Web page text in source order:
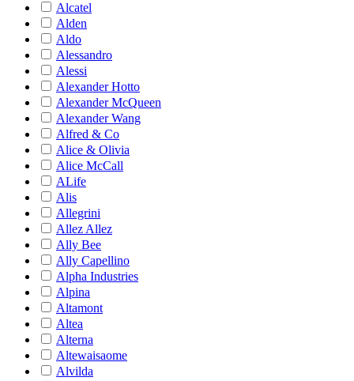
Alcatel
Alden
Aldo
Alessandro
Alessi
Alexander Hotto
Alexander McQueen
Alexander Wang
Alfred & Co
Alice & Olivia
Alice McCall
ALife
Alis
Allegrini
Allez Allez
Ally Bee
Ally Capellino
Alpha Industries
Alpina
Altamont
Altea
Alterna
Altewaisaome
Alvilda